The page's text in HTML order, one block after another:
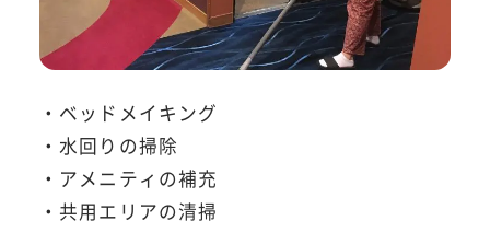
・ベッドメイキング
・水回りの掃除
・アメニティの補充
・共用エリアの清掃